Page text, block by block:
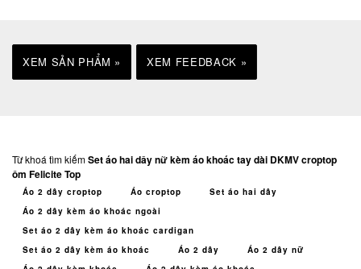
XEM SẢN PHẨM » XEM FEEDBACK »
Từ khoá tìm kiếmSet áo hai dây nữ kèm áo khoác tay dài DKMV croptop
ôm Felicite Top
Áo 2 dây croptop Áo croptop
Set áo hai dây
Áo 2 dây kèm áo khoác ngoài
Set áo 2 dây kèm áo khoác cardigan
Set áo 2 dây kèm áo khoác
Áo 2 dây
Áo 2 dây nữ